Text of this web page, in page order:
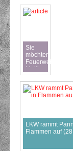
Sie
möchten die
Feuerwehr
Mellingen
unterstützen
?
LKW rammt
Flammen auf